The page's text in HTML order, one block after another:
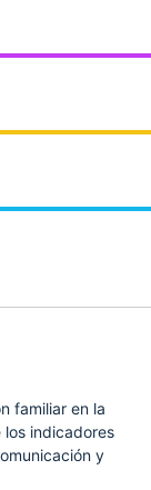
familiar en la
los indicadores
y